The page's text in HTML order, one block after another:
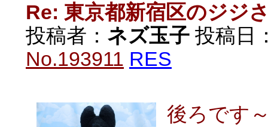
Re: 東京都新宿区のジジ
投稿者： ネズ玉子 投稿日
No.193911 RES
後ろです